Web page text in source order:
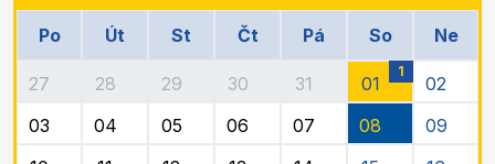
Po Út St Čt Pá So Ne
27 28 29 30 31 01
1
02
03
04 05 06 07 08
09